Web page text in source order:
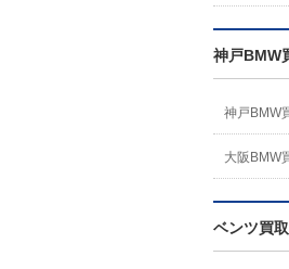
神戸BMW
神戸BMW
大阪BMW
ベンツ買